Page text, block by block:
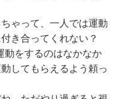
ゃって、一人では運動
き合ってくれない？
動をするのはなかなか
してもらえるよう頼っ